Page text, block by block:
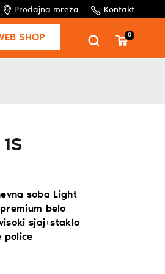
Prodajna mreža Kontakt
SHOP 0
soba Light
belo
sjaj+staklo
police